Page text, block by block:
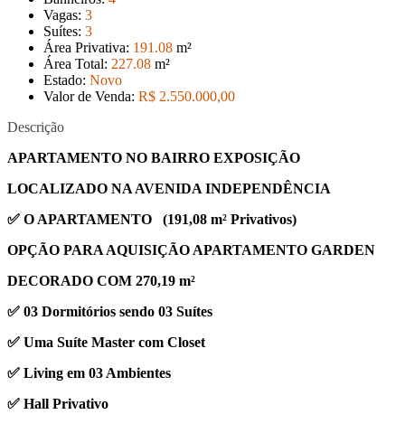
Vagas: 3
Suítes: 3
Área Privativa: 191 .08 m²
Área Total: 227.08 m²
Estado: Novo
Valor de Venda: R$ 2.550.000,00
Descrição
APARTAMENTO NO BAIRRO EXPOSIÇÃO
LOCALIZADO NA AVENIDA INDEPENDÊNCIA
✅ O APARTAMENTO (191,08 m² Privativos)
OPÇÃO PARA AQUISIÇÃO APARTAMENTO GARDEN
DECORADO COM 270,19 m²
✅ 03 Dormitórios sendo 03 Suítes
✅ Uma Suíte Master com Closet
✅ Living em 03 Ambientes
✅ Hall Privativo